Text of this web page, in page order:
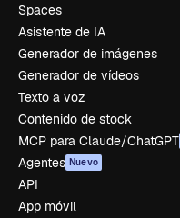
Spaces
Asistente de IA
Generador de imágenes
Generador de vídeos
Texto a voz
Contenido de stock
MCP para Claude/ChatGPT
Agentes Nuevo
API
App móvil